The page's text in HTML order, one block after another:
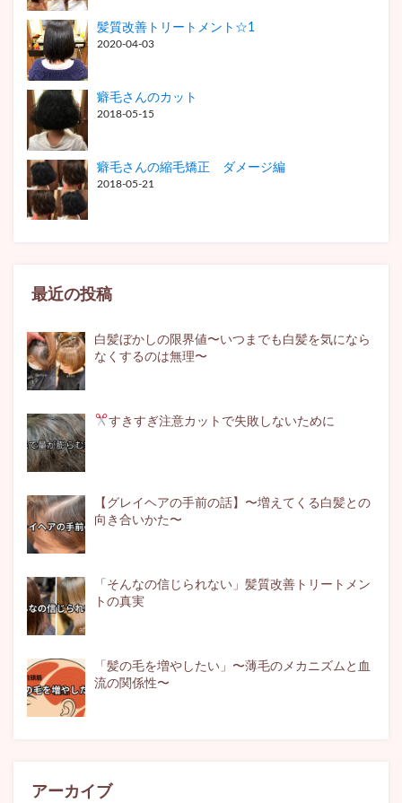
髪質改善トリートメント☆1
2020-04-03
癖毛さんのカット
2018-05-15
癖毛さんの縮毛矯正 ダメージ編
2018-05-21
最近の投稿
白髪ぼかしの限界値〜いつまでも白髪を気になら
なくするのは無理〜
すきすぎ注意カットで失敗しないために
【グレイヘアの手前の話】〜増えてくる白髪との
向き合いかた〜
「そんなの信じられない」髪質改善トリートメン
トの真実
「髪の毛を増やしたい」〜薄毛のメカニズムと血
流の関係性〜
アーカイブ